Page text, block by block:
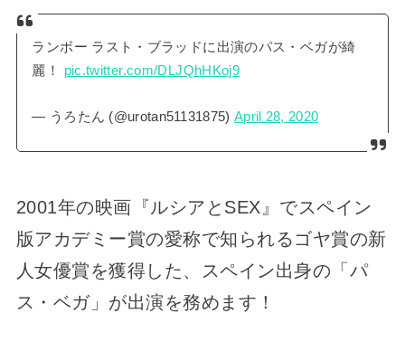
ランボー ラスト・ブラッドに出演のパス・ベガが綺
麗！ pic.twitter.com/DLJQhHKoj9
— うろたん (@urotan51131875) April 28, 2020
2001年の映画『ルシアとSEX』でスペイン
版アカデミー賞の愛称で知られるゴヤ賞の新
人女優賞を獲得した、スペイン出身の「パ
ス・ベガ」が出演を務めます！